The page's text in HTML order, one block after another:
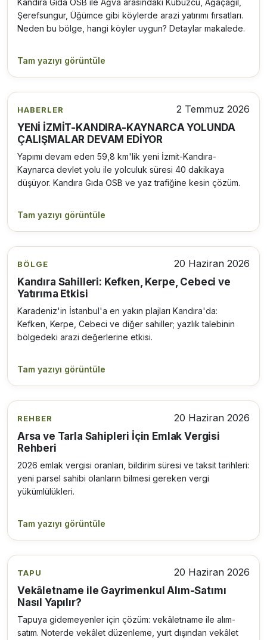
Kandıra Gıda OSB ile Ağva arasındaki Kubuzcu, Ağaçağıl,
Şerefsungur, Üğümce gibi köylerde arazi yatırımı fırsatları.
Neden bu bölge, hangi köyler uygun? Detaylar makalede.
Tam yazıyı görüntüle
HABERLER
2 Temmuz 2026
YENİ İZMİT-KANDIRA-KAYNARCA YOLUNDA
ÇALIŞMALAR DEVAM EDİYOR
Yapımı devam eden 59,8 km'lik yeni İzmit-Kandıra-
Kaynarca devlet yolu ile yolculuk süresi 40 dakikaya
düşüyor. Kandıra Gıda OSB ve yaz trafiğine kesin çözüm.
Tam yazıyı görüntüle
BÖLGE
20 Haziran 2026
Kandıra Sahilleri: Kefken, Kerpe, Cebeci ve
Yatırıma Etkisi
Karadeniz'in İstanbul'a en yakın plajları Kandıra'da:
Kefken, Kerpe, Cebeci ve diğer sahiller; yazlık talebinin
bölgedeki arazi değerlerine etkisi.
Tam yazıyı görüntüle
REHBER
20 Haziran 2026
Arsa ve Tarla Sahipleri İçin Emlak Vergisi
Rehberi
2026 emlak vergisi oranları, bildirim süresi ve taksit tarihleri:
yeni parsel sahibi olanların bilmesi gereken vergi
yükümlülükleri.
Tam yazıyı görüntüle
TAPU
20 Haziran 2026
Vekâletname ile Gayrimenkul Alım-Satımı
Nasıl Yapılır?
Tapuya gidemeyenler için çözüm: vekâletname ile alım-
satım. Noterde vekâlet düzenleme, yurt dışından vekâlet